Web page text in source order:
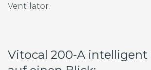
Ventilator.
Vitocal 200-A intelligent